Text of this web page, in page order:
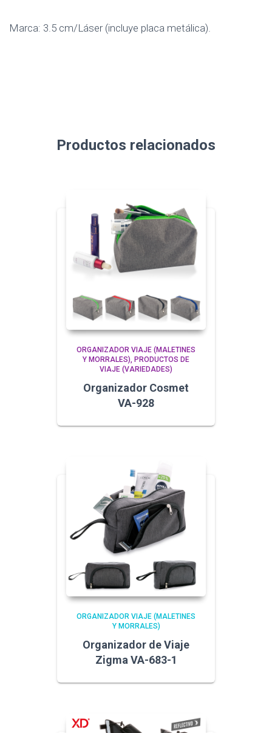
Marca: 3.5 cm/Láser (incluye placa metálica).
Productos relacionados
ORGANIZADOR VIAJE (MALETINES
Y MORRALES)
PRODUCTOS DE
VIAJE (VARIEDADES)
Organizador Cosmet
VA-928
ORGANIZADOR VIAJE (MALETINES
Y MORRALES)
Organizador de Viaje
Zigma VA-683-1